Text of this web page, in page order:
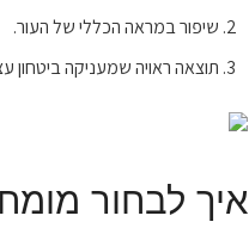
שיפור במראה הכללי של העור.
תוצאה ראויה שמעניקה ביטחון
איך לבחור